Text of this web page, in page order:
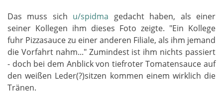
Das muss sich u/spidma gedacht haben, als einer
seiner Kollegen ihm dieses Foto zeigte. "Ein Kollege
fuhr Pizzasauce zu einer anderen Filiale, als ihm jemand
die Vorfahrt nahm..." Zumindest ist ihm nichts passiert
- doch bei dem Anblick von tiefroter Tomatensauce auf
den weißen Leder(?)sitzen kommen einem wirklich die
Tränen.